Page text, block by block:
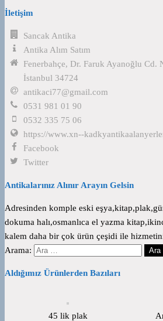
İletişim
Sancak Antika
Antika Alım Satım
Fenerbahçe, Dr. Faruk Ayanoğlu Cd.
İstanbul 34724
antikaci77@gmail.com
0531 981 01 90
0532 335 75 06
https://www.xn--
Facebook
Twitter
Antikalarınız Alınır Arayın Gelsin
Adresinden komple eski
dokuma halı,osmanlıca el yazma
kalem daha bir çok ürün çeşidi ile
Arama:
Aldığımız Ürünlerden Bazıları
45 lik plak